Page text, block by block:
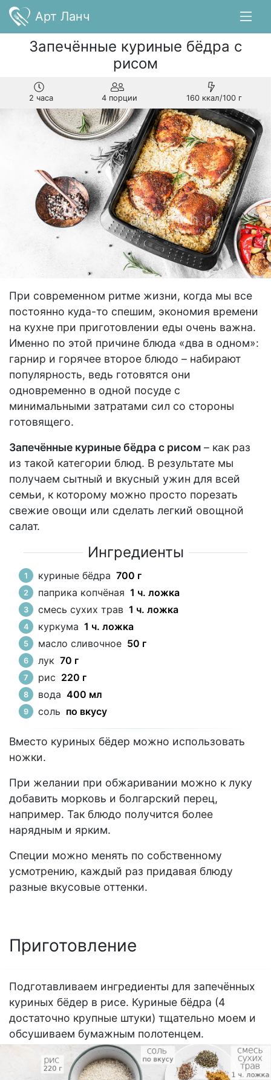
Арт Ланч
Запечённые куриные бёдра с
рисом
2 часа 4 порции 160 ккал/100 г
При современном ритме жизни, когда мы все
постоянно куда-то спешим, экономия времени
на кухне при приготовлении еды очень важна.
Именно по этой причине блюда «два в одном»:
гарнир и горячее второе блюдо – набирают
популярность, ведь готовятся они
одновременно в одной посуде с
минимальными затратами сил со стороны
готовящего.
Запечённые куриные бёдра с рисом – как раз
из такой категории блюд. В результате мы
получаем сытный и вкусный ужин для всей
семьи, к которому можно просто порезать
свежие овощи или сделать легкий овощной
салат.
Ингредиенты
куриные бёдра 700 г
паприка копчёная 1 ч. ложка
смесь сухих трав 1 ч. ложка
куркума 1 ч. ложка
масло сливочное 50 г
лук 70 г
рис 220 г
вода 400 мл
соль по вкусу
Вместо куриных бёдер можно использовать
ножки.
При желании при обжаривании можно к луку
добавить морковь и болгарский перец,
например. Так блюдо получится более
нарядным и ярким.
Специи можно менять по собственному
усмотрению, каждый раз придавая блюду
разные вкусовые оттенки.
Приготовление
Подготавливаем ингредиенты для запечённых
куриных бёдер в рисе. Куриные бёдра (4
достаточно крупные штуки) тщательно моем и
обсушиваем бумажным полотенцем.